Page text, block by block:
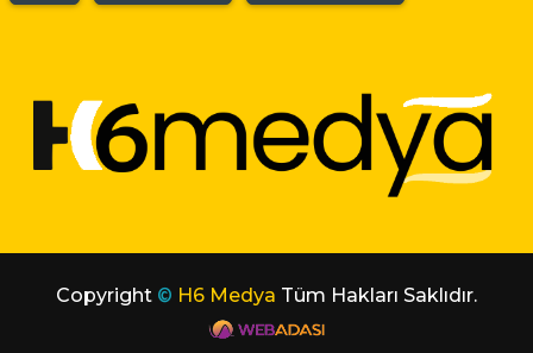
Copyright © H6 Medya Tüm Hakları Saklıdır.